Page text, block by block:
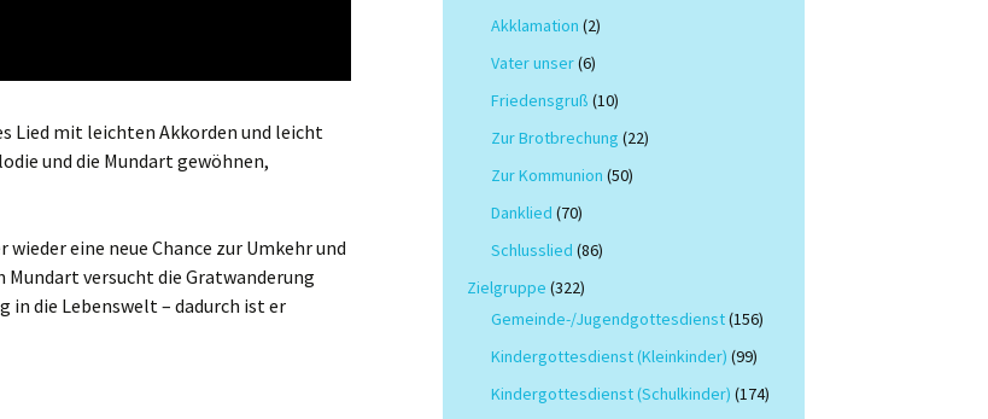
Lied mit leichten Akkorden und leicht
und die Mundart gewöhnen,
eine neue Chance zur Umkehr und
Mundart versucht die Gratwanderung
in die Lebenswelt – dadurch ist er
Akklamation (2)
Vater unser(6)
Friedensgruß (10)
Zur Brotbrechung (22)
Zur Kommunion (50)
Danklied (70)
Schlusslied (86)
Zielgruppe (322)
Gemeinde-/Jugendgottesdienst(156)
Kindergottesdienst (Kleinkinder) (99)
Kindergottesdienst (Schulkinder) (174)